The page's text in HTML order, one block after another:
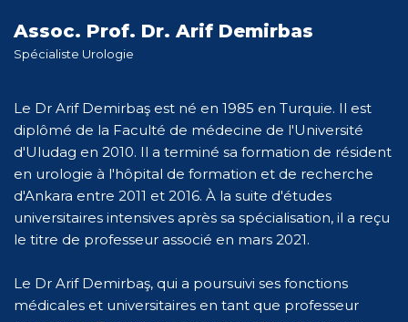
Assoc. Prof. Dr. Arif Demirbas
Spécialiste Urologie
Le Dr Arif Demirbaş est né en 1985 en Turquie. Il est
diplômé de la Faculté de médecine de l'Université
d'Uludag en 2010. Il a terminé sa formation de résident
en urologie à l'hôpital de formation et de recherche
d'Ankara entre 2011 et 2016. À la suite d'études
universitaires intensives après sa spécialisation, il a reçu
le titre de professeur associé en mars 2021.
Le Dr Arif Demirbaş, qui a poursuivi ses fonctions
médicales et universitaires en tant que professeur